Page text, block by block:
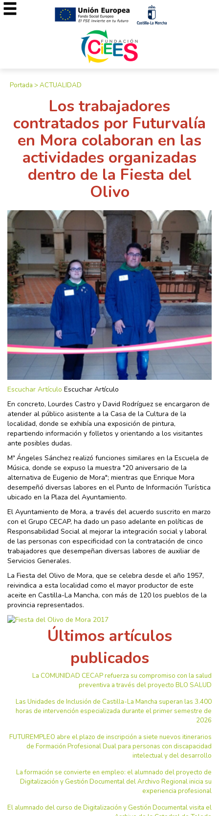
Portada >ACTUALIDAD
Los trabajadores
contratados por Futurvalía
en Mora colaboran en las
actividades organizadas
dentro de la Fiesta del
Olivo
Escuchar Artículo Escuchar Artículo
En concreto, Lourdes Castro y David Rodríguez se encargaron de
atender al público asistente a la Casa de la Cultura de la
localidad, donde se exhibía una exposición de pintura,
repartiendo información y folletos y orientando a los visitantes
ante posibles dudas.
Mª Ángeles Sánchez realizó funciones similares en la Escuela de
Música, donde se expuso la muestra "20 aniversario de la
alternativa de Eugenio de Mora"; mientras que Enrique Mora
desempeñó diversas labores en el Punto de Información Turística
ubicado en la Plaza del Ayuntamiento.
El Ayuntamiento de Mora, a través del acuerdo suscrito en marzo
con el Grupo CECAP, ha dado un paso adelante en políticas de
Responsabilidad Social al mejorar la integración social y laboral
de las personas con especificidad con la contratación de cinco
trabajadores que desempeñan diversas labores de auxiliar de
Servicios Generales.
La Fiesta del Olivo de Mora, que se celebra desde el año 1957,
reivindica a esta localidad como el mayor productor de este
aceite en Castilla-La Mancha, con más de 120 los pueblos de la
provincia representados.
Últimos artículos
publicados
La COMUNIDAD CECAP refuerza su compromiso con la salud
preventiva a través del proyecto BLO SALUD
Las Unidades de Inclusión de Castilla-La Mancha superan las 3.400
horas de intervención especializada durante el primer semestre de
2026
FUTUREMPLEO abre el plazo de inscripción a siete nuevos itinerarios
de Formación Profesional Dual para personas con discapacidad
intelectual y del desarrollo
La formación se convierte en empleo: el alumnado del proyecto de
Digitalización y Gestión Documental del Archivo Regional inicia su
experiencia profesional
El alumnado del curso de Digitalización y Gestión Documental visita el